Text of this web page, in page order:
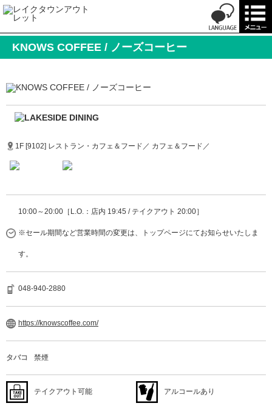
KNOWS COFFEE / ノーズコーヒー
1F [9102] レストラン・カフェ＆フード／ カフェ＆フード／
10:00～20:00［L.O.：店内 19:45 / テイクアウト 20:00］
※セール期間など営業時間の変更は、トップページにてお知らせいたしま
す。
048-940-2880
https://knowscoffee.com/
タバコ 禁煙
テイクアウト可能 アルコールあり